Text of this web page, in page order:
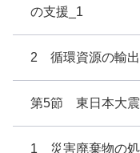
の支援_1
2 循環資源の輸出
第5節 東日本大震
1 災害廃棄物の